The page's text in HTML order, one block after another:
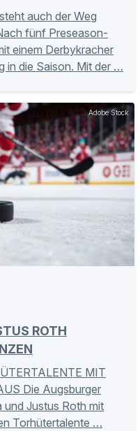
auch der Weg
fünf Preseason-
einem Derbykracher
in die Saison. Mit der …
Adobe Stock
ROTH
MIT
Die Augsburger
Justus Roth mit
Torhütertalente …